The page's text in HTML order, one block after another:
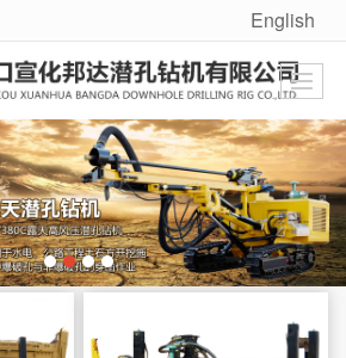
很遗憾，因您的浏览器版本过低导致无法获得最佳浏览体验，推荐下载安装谷歌浏览器！
English